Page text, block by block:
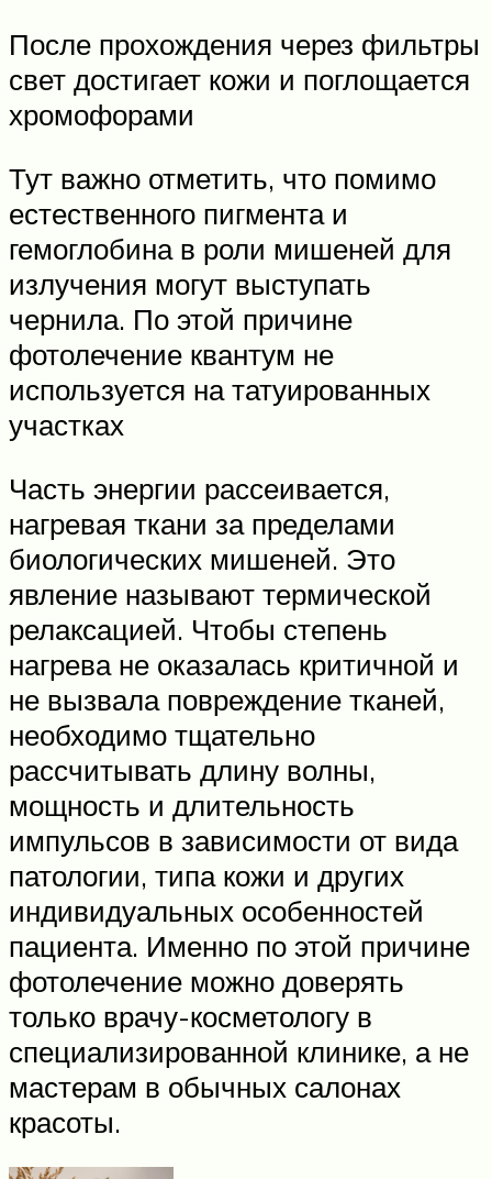
После прохождения через фильтры
свет достигает кожи и поглощается
хромофорами
Тут важно отметить, что помимо
естественного пигмента и
гемоглобина в роли мишеней для
излучения могут выступать
чернила. По этой причине
фотолечение квантум не
используется на татуированных
участках
Часть энергии рассеивается,
нагревая ткани за пределами
биологических мишеней. Это
явление называют термической
релаксацией. Чтобы степень
нагрева не оказалась критичной и
не вызвала повреждение тканей,
необходимо тщательно
рассчитывать длину волны,
мощность и длительность
импульсов в зависимости от вида
патологии, типа кожи и других
индивидуальных особенностей
пациента. Именно по этой причине
фотолечение можно доверять
только врачу-косметологу в
специализированной клинике, а не
мастерам в обычных салонах
красоты.